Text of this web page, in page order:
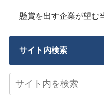
懸賞を出す企業が望む
サイト内検索